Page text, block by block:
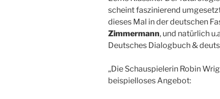
scheint faszinierend
dieses Mal in der deutschen
Zimmermann, und natürlich
Deutsches Dialogbuch &
„Die Schauspielerin Robin
beispielloses Angebot: